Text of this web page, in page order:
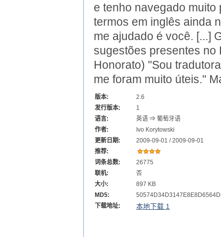
e tenho navegado
termos em inglês ainda
me ajudado é você. [...]
sugestões presentes no
Honorato) "Sou
me foram muito úteis."
版本:
2.6
发行版本:
1
语言:
英语 ⇒ 葡萄牙语
作者:
Ivo Korytowski
更新日期:
2009-09-01 / 2009-09-01
推荐:
词条总数:
26775
联机:
否
大小:
897 KB
MD5:
下载地址:
本地下载 1